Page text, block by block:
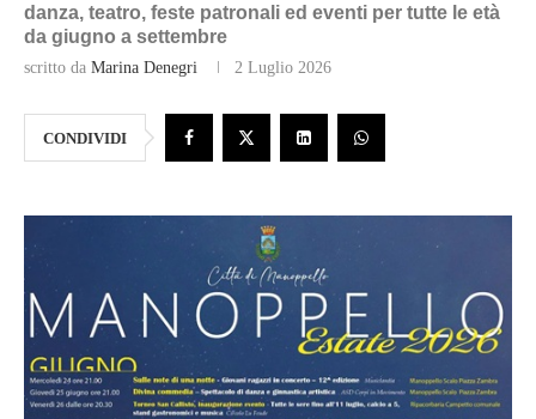
danza, teatro, feste patronali ed eventi per tutte le età
da giugno a settembre
scritto da Marina Denegri 2 Luglio 2026
CONDIVIDI